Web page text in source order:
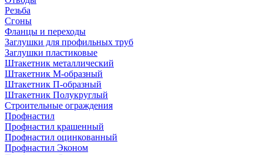
Резьба
Сгоны
Фланцы и переходы
Заглушки для профильных труб
Заглушки пластиковые
Штакетник металлический
Штакетник М-образный
Штакетник П-образный
Штакетник Полукруглый
Строительные ограждения
Профнастил
Профнастил крашенный
Профнастил оцинкованный
Профнастил Эконом